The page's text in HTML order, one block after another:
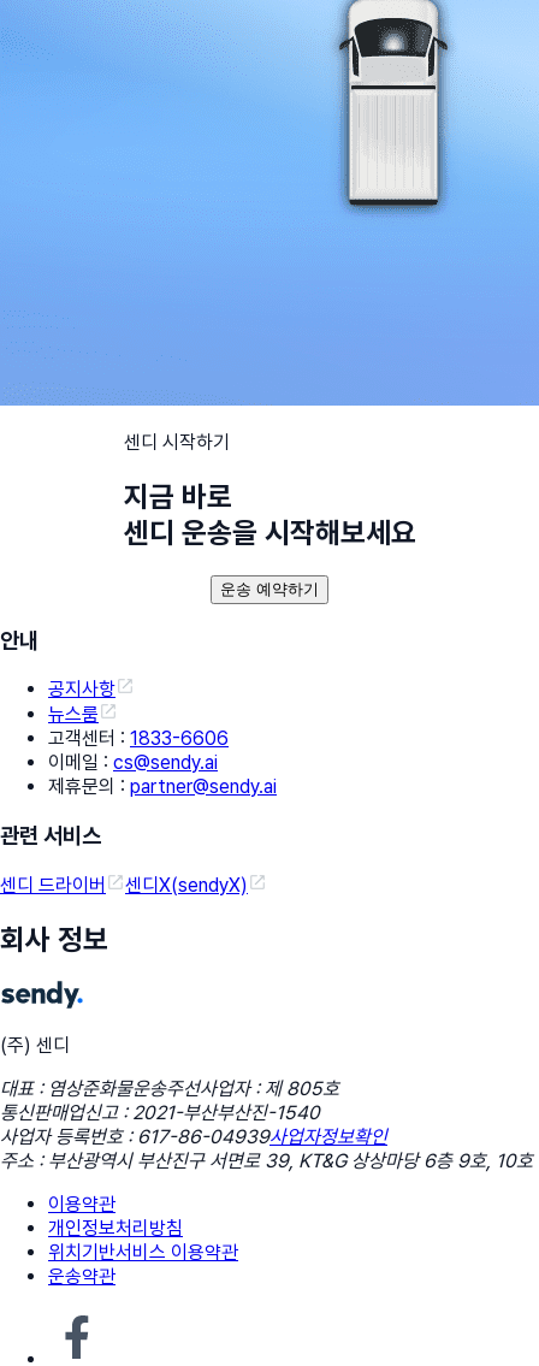
센디 시작하기
지금 바로
센디 운송을 시작해보세요
운송 예약하기
안내
공지사항
뉴스룸
고객센터 : 1833-6606
이메일 : cs@sendy.ai
제휴문의 : partner@sendy.ai
관련 서비스
센디 드라이버 센디X(sendyX)
회사 정보
(주) 센디
대표 : 염상준화물운송주선사업자 : 제 805호
통신판매업신고 : 2021-부산부산진-1540
사업자 등록번호 : 617-86-04939사업자정보확인
주소 : 부산광역시 부산진구 서면로 39, KT&G 상상마당 6층 9호, 10호
이용약관
개인정보처리방침
위치기반서비스 이용약관
운송약관